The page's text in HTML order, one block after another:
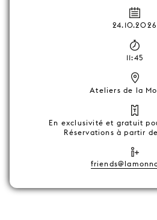
24.10.2026
11:45
Ateliers de la
En exclusivité et gratuit
Réservations à partir